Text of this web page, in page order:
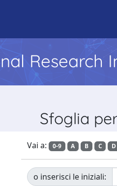
Research
Sfoglia
Vai a: 0-9 A B C D
o inserisci le iniziali: